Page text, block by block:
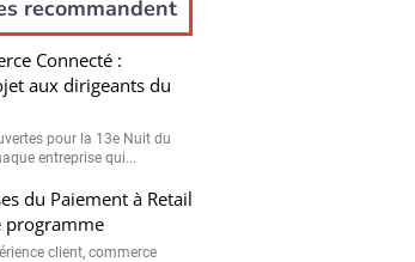
recommandent
Connecté :
aux dirigeants du
pour la 13e Nuit du
entreprise qui...
du Paiement à Retail
programme
client, commerce